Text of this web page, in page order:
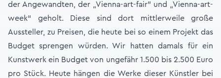
der Angewandten, der „Vienna-art-fair” und „Vienna-art-
week“ geholt. Diese sind dort mittlerweile große
Aussteller, zu Preisen, die heute bei so einem Projekt das
Budget sprengen würden. Wir hatten damals für ein
Kunstwerk ein Budget von ungefähr 1.500 bis 2.500 Euro
pro Stück. Heute hängen die Werke dieser Künstler bei